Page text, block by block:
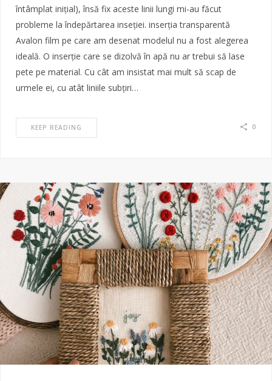
întâmplat inițial), însă fix aceste linii lungi mi-au făcut
probleme la îndepărtarea inseției. inserția transparentă
Avalon film pe care am desenat modelul nu a fost alegerea
ideală. O inserție care se dizolvă în apă nu ar trebui să lase
pete pe material. Cu cât am insistat mai mult să scap de
urmele ei, cu atât liniile subțiri…
KEEP READING 0